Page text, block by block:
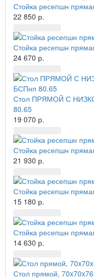
Стойка ресепшн
22 850 р.
Стойка ресепшн
24 670 р.
Стол ПРЯМОЙ С
80.65
19 070 р.
Стойка ресепшн
21 930 р.
Стойка ресепшн
15 180 р.
Стойка ресепшн
14 630 р.
Стол прямой,